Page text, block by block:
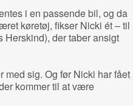
i en passende bil, og da
køretøj, fikser Nicki ét – til
Herskind), der taber ansigt
sig. Og før Nicki har fået
kommer til at være